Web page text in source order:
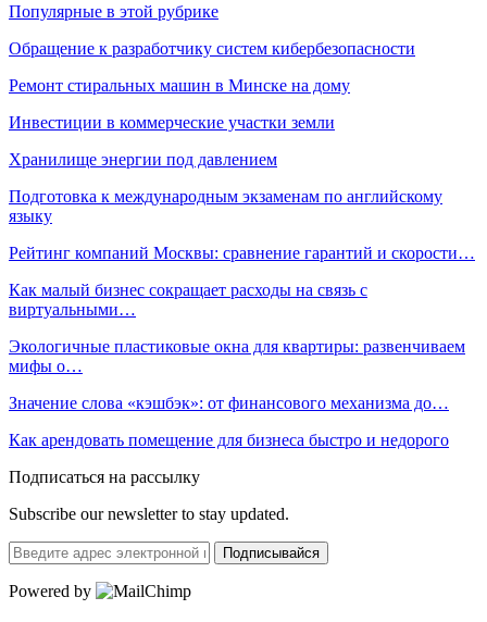
Популярные в этой рубрике
Обращение к разработчику систем кибербезопасности
Ремонт стиральных машин в Минске на дому
Инвестиции в коммерческие участки земли
Хранилище энергии под давлением
Подготовка к международным экзаменам по английскому
языку
Рейтинг компаний Москвы: сравнение гарантий и скорости…
Как малый бизнес сокращает расходы на связь с
виртуальными…
Экологичные пластиковые окна для квартиры: развенчиваем
мифы о…
Значение слова «кэшбэк»: от финансового механизма до…
Как арендовать помещение для бизнеса быстро и недорого
Подписаться на рассылку
Subscribe our newsletter to stay updated.
Подписывайся
Powered by